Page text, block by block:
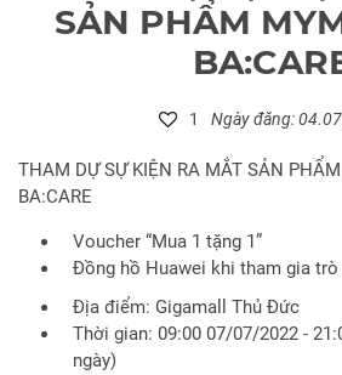
SẢN PHẨM
1 Ngày đăng:
THAM DỰ SỰ KIỆN RA MẮT SẢN
BA:CARE
Voucher “Mua 1 tặng 1”
Đồng hồ Huawei khi tham gia
Địa điểm: Gigamall Thủ Đức
Thời gian: 09:00 07/07/2022 -
ngày)